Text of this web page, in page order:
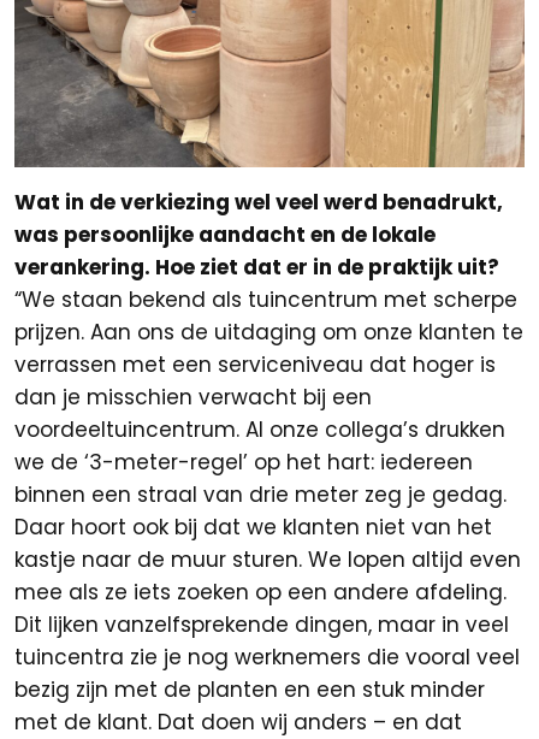
Wat in de verkiezing wel veel werd benadrukt,
was persoonlijke aandacht en de lokale
verankering. Hoe ziet dat er in de praktijk uit?
“We staan bekend als tuincentrum met scherpe
prijzen. Aan ons de uitdaging om onze klanten te
verrassen met een serviceniveau dat hoger is
dan je misschien verwacht bij een
voordeeltuincentrum. Al onze collega’s drukken
we de ‘3-meter-regel’ op het hart: iedereen
binnen een straal van drie meter zeg je gedag.
Daar hoort ook bij dat we klanten niet van het
kastje naar de muur sturen. We lopen altijd even
mee als ze iets zoeken op een andere afdeling.
Dit lijken vanzelfsprekende dingen, maar in veel
tuincentra zie je nog werknemers die vooral veel
bezig zijn met de planten en een stuk minder
met de klant. Dat doen wij anders – en dat